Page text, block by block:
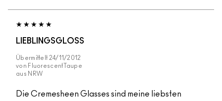
LIEBLINGSGLOSS
Übermittelt 24/11/2012
von FluorescentTaupe
aus NRW
Die Cremesheen Glasses sind meine liebsten